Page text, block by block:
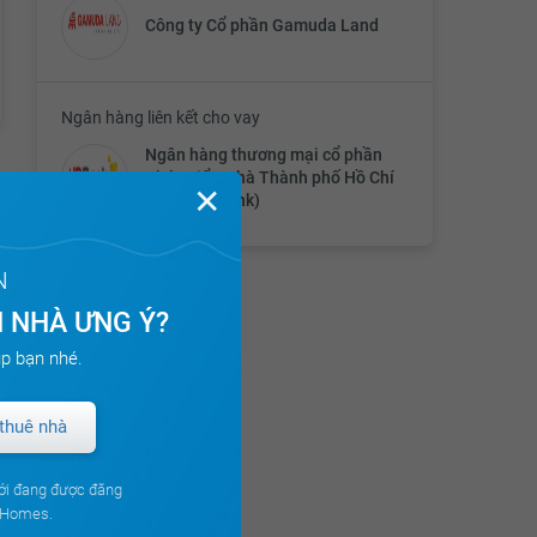
Công ty Cổ phần Gamuda Land
Ngân hàng liên kết cho vay
Ngân hàng thương mại cổ phần
Phát triển Nhà Thành phố Hồ Chí
Minh (HDBank)
✕
NHÀ ƯNG Ý?
bạn nhé.
nhà
đang được đăng